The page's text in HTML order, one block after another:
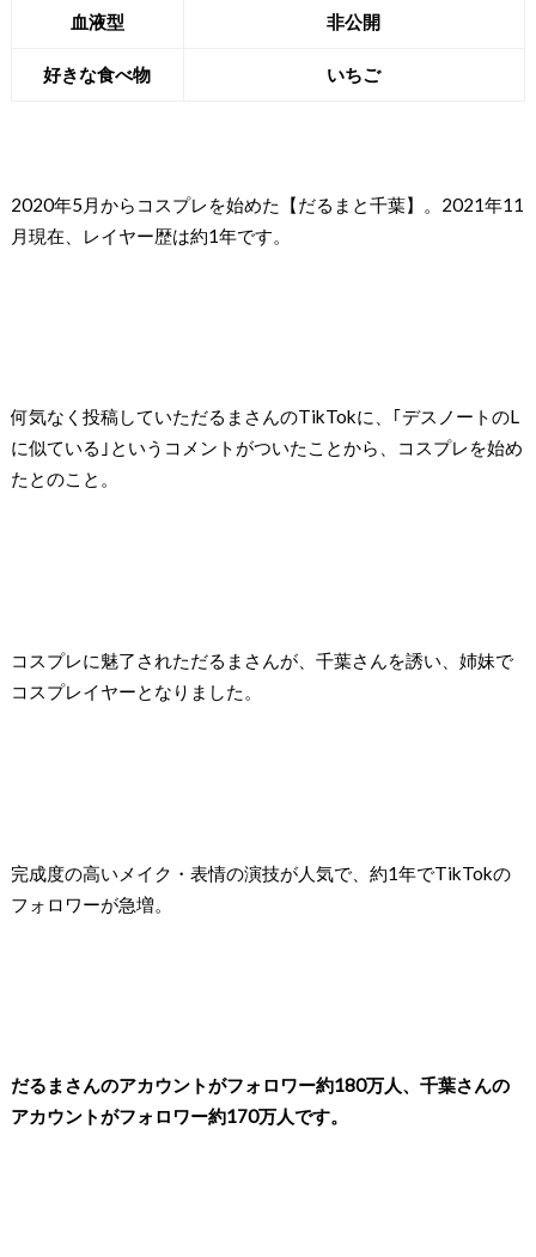
血液型 非公開
好きな食べ物 いちご
2020年5月からコスプレを始めた【だるまと千葉】。2021年11
月現在、レイヤー歴は約1年です。
何気なく投稿していただるまさんのTikTokに、｢デスノートのL
に似ている｣というコメントがついたことから、コスプレを始め
たとのこと。
コスプレに魅了されただるまさんが、千葉さんを誘い、姉妹で
コスプレイヤーとなりました。
完成度の高いメイク・表情の演技が人気で、約1年でTikTokの
フォロワーが急増。
だるまさんのアカウントがフォロワー約180万人、千葉さんの
アカウントがフォロワー約170万人です。